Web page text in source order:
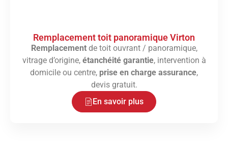
Remplacement toit panoramique Virton
Remplacementde toit ouvrant / panoramique,
vitrage d’origine, étanchéité garantie, intervention à
domicile ou centre, prise en charge assurance,
devis gratuit.
En savoir plus